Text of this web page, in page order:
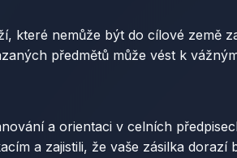
které nemůže být do cílové země
předmětů může vést k
a orientaci v celních
a zajistili, že vaše zásilka dorazí